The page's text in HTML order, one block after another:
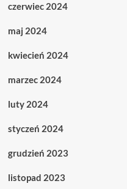
czerwiec 2024
maj 2024
kwiecień 2024
marzec 2024
luty 2024
styczeń 2024
grudzień 2023
listopad 2023